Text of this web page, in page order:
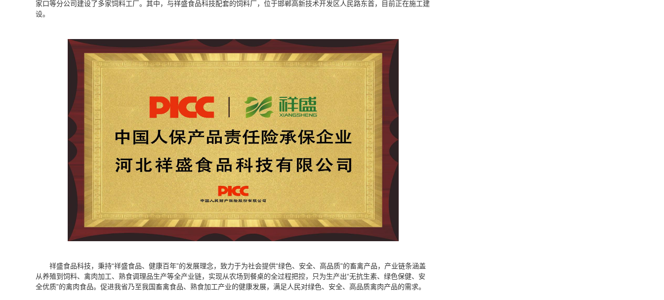
家口等分公司建设了多家饲料工厂。其中，与祥盛食品科技配套的饲料厂，位于邯郸高新技术开发区人民路东首，目前正在施工建
设。
祥盛食品科技，秉持“祥盛食品、健康百年”的发展理念，致力于为社会提供“绿色、安全、高品质”的畜禽产品，产业链条涵盖
从养殖到饲料、禽肉加工、熟食调理品生产等全产业链，实现从农场到餐桌的全过程把控，只为生产出“无抗生素、绿色保健、安
全优质”的禽肉食品。促进我省乃至我国畜禽食品、熟食加工产业的健康发展，满足人民对绿色、安全、高品质禽肉产品的需求。